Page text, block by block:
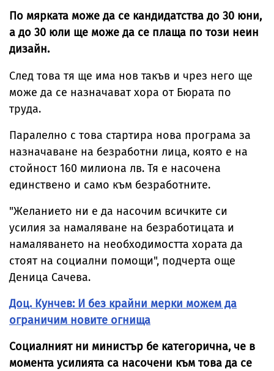
По мярката може да се кандидатства до 30 юни,
а до 30 юли ще може да се плаща по този неин
дизайн.
След това тя ще има нов такъв и чрез него ще
може да се назначават хора от Бюрата по
труда.
Паралелно с това стартира нова програма за
назначаване на безработни лица, която е на
стойност 160 милиона лв. Тя е насочена
единствено и само към безработните.
"Желанието ни е да насочим всичките си
усилия за намаляване на безработицата и
намаляването на необходимостта хората да
стоят на социални помощи", подчерта още
Деница Сачева.
Доц. Кунчев: И без крайни мерки можем да
ограничим новите огнища
Социалният ни министър бе категорична, че в
момента усилията са насочени към това да се